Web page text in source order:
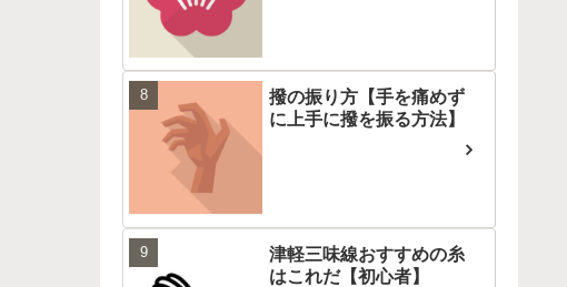
撥の振り方【手を痛めず
に上手に撥を振る方法】
津軽三味線おすすめの糸
はこれだ【初心者】